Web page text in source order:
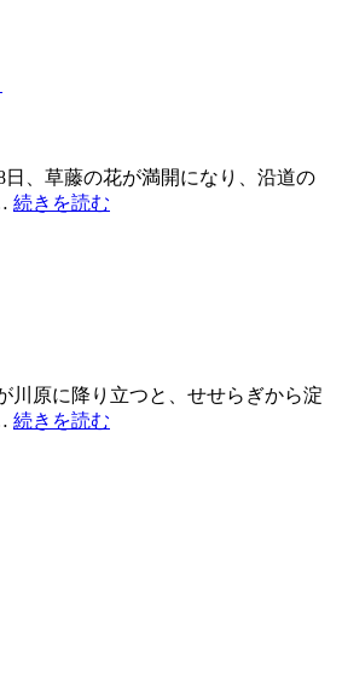
、草藤の花が満開になり、沿道の
続きを読む
川原に降り立つと、せせらぎから淀
続きを読む